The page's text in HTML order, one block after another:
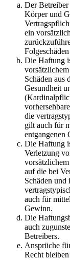
Der
Körper und
ein
Die Haftung
Schäden aus
Gesundheit
die
gilt auch für
entgangenen
Die Haftung
Verletzung
auf die bei
Schäden
auch für
Gewinn.
Die
auch
Betreibers.
Ansprüche
Recht